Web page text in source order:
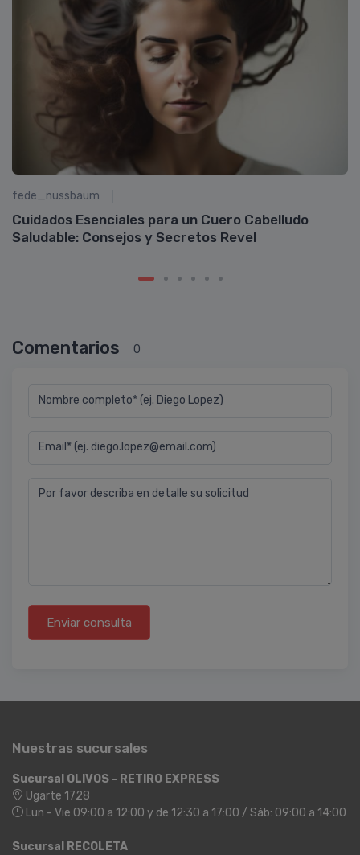
fede_nussbaum
Cuidados Esenciales para un Cuero Cabelludo
Saludable: Consejos y Secretos Revel
Comentarios 0
Nombre completo* (ej. Diego Lopez)
Email* (ej. diego.lopez@email.com)
Por favor describa en detalle su solicitud
Enviar consulta
Nuestras sucursales
Sucursal OLIVOS - RETIRO EXPRESS
Ugarte 1728
Lun - Vie 09:00 a 12:00 y de 12:30 a 17:00 / Sáb: 09:00 a 14:00
Sucursal RECOLETA